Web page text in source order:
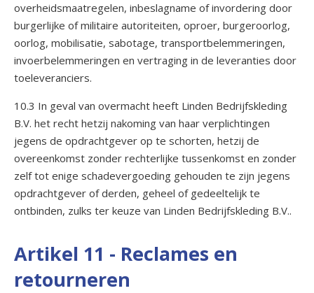
overheidsmaatregelen, inbeslagname of invordering door
burgerlijke of militaire autoriteiten, oproer, burgeroorlog,
oorlog, mobilisatie, sabotage, transportbelemmeringen,
invoerbelemmeringen en vertraging in de leveranties door
toeleveranciers.
10.3 In geval van overmacht heeft Linden Bedrijfskleding
B.V. het recht hetzij nakoming van haar verplichtingen
jegens de opdrachtgever op te schorten, hetzij de
overeenkomst zonder rechterlijke tussenkomst en zonder
zelf tot enige schadevergoeding gehouden te zijn jegens
opdrachtgever of derden, geheel of gedeeltelijk te
ontbinden, zulks ter keuze van Linden Bedrijfskleding B.V..
Artikel 11 - Reclames en
retourneren